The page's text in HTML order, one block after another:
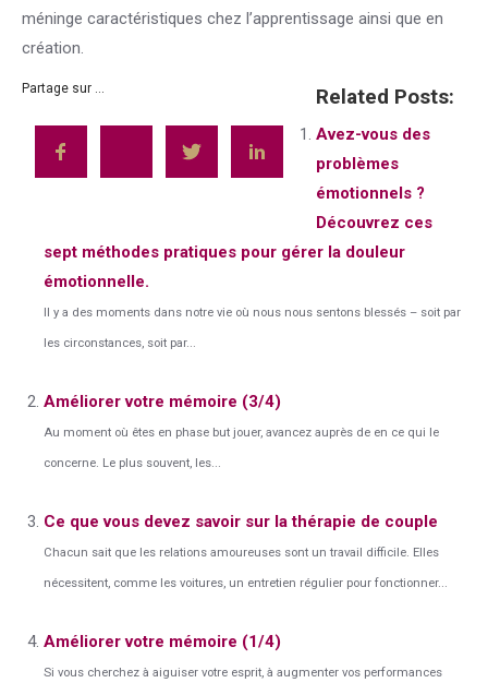
méninge caractéristiques chez l’apprentissage ainsi que en
création.
Partage sur ... Related Posts:
Avez-vous des
problèmes
émotionnels ?
Découvrez ces
sept méthodes pratiques pour gérer la douleur
émotionnelle.
Il y a des moments dans notre vie où nous nous sentons blessés – soit par
les circonstances, soit par...
Améliorer votre mémoire (3/4)
Au moment où êtes en phase but jouer, avancez auprès de en ce qui le
concerne. Le plus souvent, les...
Ce que vous devez savoir sur la thérapie de couple
Chacun sait que les relations amoureuses sont un travail difficile. Elles
nécessitent, comme les voitures, un entretien régulier pour fonctionner...
Améliorer votre mémoire (1/4)
Si vous cherchez à aiguiser votre esprit, à augmenter vos performances